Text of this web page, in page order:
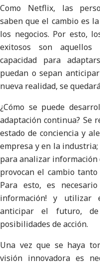
Como Netflix, las
saben que el cambio es
los negocios. Por esto,
exitosos son aquellos
capacidad para
puedan o sepan
nueva realidad, se
¿Cómo se puede
adaptación continua? Se
estado de conciencia y
empresa y en la
para analizar información
provocan el cambio
Para esto, es
información! y utilizar
anticipar el futuro,
posibilidades de acción.
Una vez que se haya
visión innovadora es